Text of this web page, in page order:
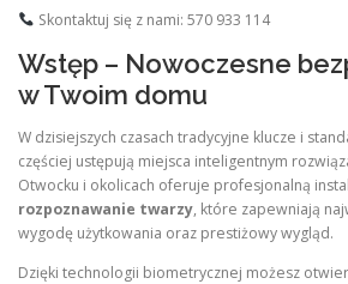
Skontaktuj się z nami: 570 933 114
Wstęp – Nowoczesne
w Twoim domu
W dzisiejszych czasach tradycyjne klucze i
częściej ustępują miejsca inteligentnym
Otwocku i okolicach oferuje profesjonalną
rozpoznawanie twarzy, które zapewniają
wygodę użytkowania oraz prestiżowy wygląd.
Dzięki technologii biometrycznej możesz